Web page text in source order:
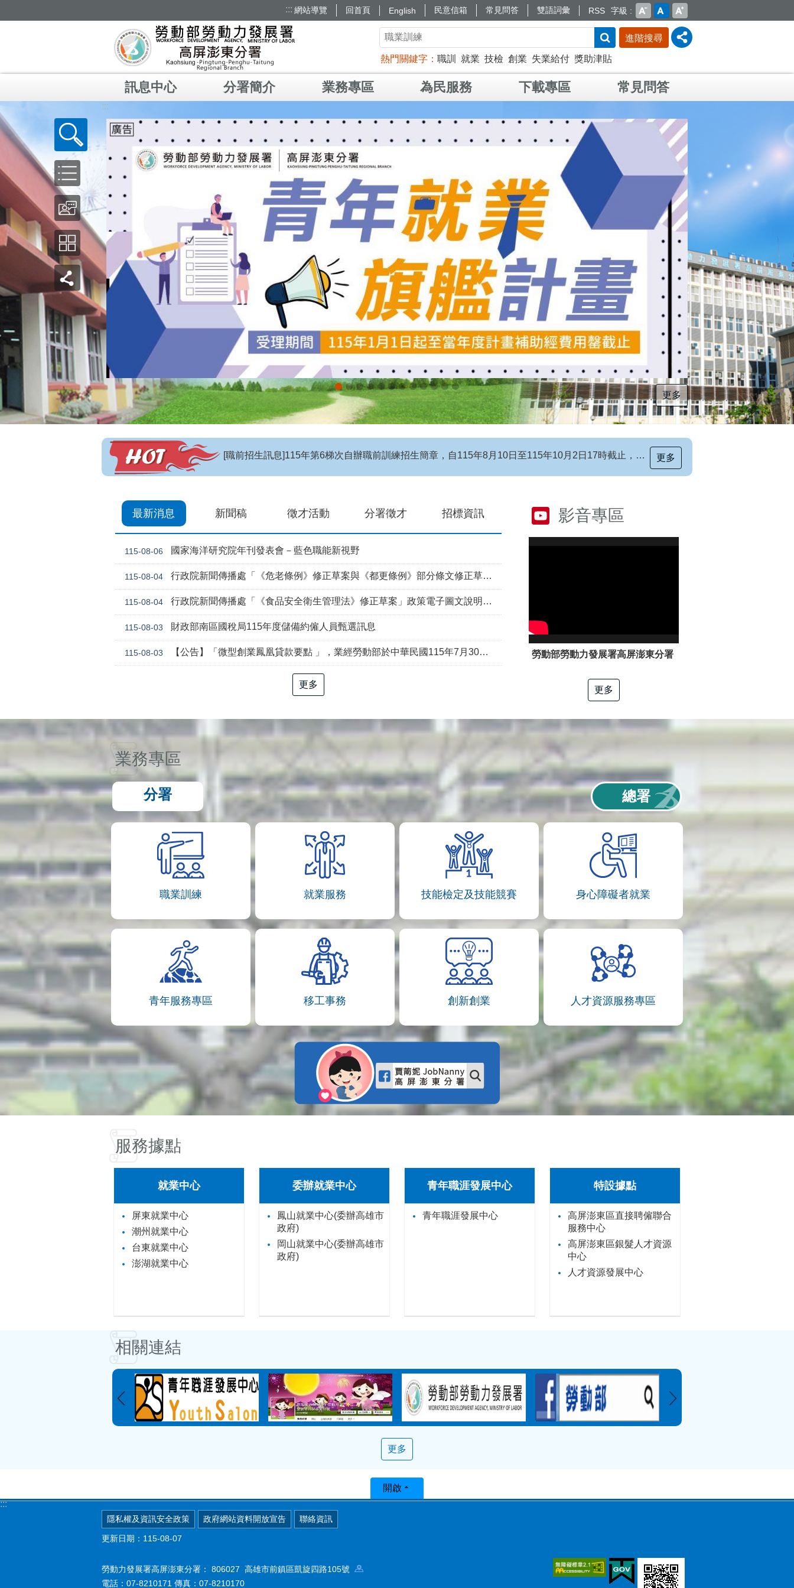
::: 網站導覽 回首頁 English 民意信箱 常見問答 雙語詞彙 RSS 字級
進階搜尋
熱門關鍵字 職訓 就業 技檢 創業 失業給付 獎助津貼
訊息中心 分署簡介 業務專區 為民服務 下載專區 常見問答
:::
更多
【招生訊息】115年度第4梯次自辦在職進修訓練招生簡章
[職前招生訊息]115年第6梯次自辦職前訓練招生簡章，自115年8月10日至115年10月2日17時截止，歡迎報名
更多
最新消息 新聞稿 徵才活動 分署徵才 招標資訊
115-08-06 國家海洋研究院年刊發表會－藍色職能新視野
115-08-04 行政院新聞傳播處「《危老條例》修正草案與《都更條例》部分條文修正草案」政策電子圖文說明資料
115-08-04 行政院新聞傳播處「《食品安全衛生管理法》修正草案」政策電子圖文說明資料
115-08-03 財政部南區國稅局115年度儲備約僱人員甄選訊息
115-08-03 【公告】「微型創業鳳凰貸款要點 」，業經勞動部於中華民國115年7月30日以勞動發創字第1150509757號令修正發布，並自115年8月1日生效。
更多
影音專區
勞動部勞動力發展署高屏澎東分署「電工冷凍」職類介紹
更多
業務專區
分署 總署
職業訓練 就業服務 技能檢定及技能競賽 身心障礙者就業
青年服務專區 移工事務 創新創業 人才資源服務專區
服務據點
就業中心
屏東就業中心
潮州就業中心
台東就業中心
澎湖就業中心
委辦就業中心
鳳山就業中心(委辦高雄市
政府)
岡山就業中心(委辦高雄市
政府)
青年職涯發展中心
青年職涯發展中心
特設據點
高屏澎東區直接聘僱聯合
服務中心
高屏澎東區銀髮人才資源
中心
人才資源發展中心
相關連結
更多
:::
開啟
隱私權及資訊安全政策 政府網站資料開放宣告 聯絡資訊
更新日期：115-08-07
勞動力發展署高屏澎東分署： 806027 高雄市前鎮區凱旋四路105號
電話：07-8210171 傳真：07-8210170